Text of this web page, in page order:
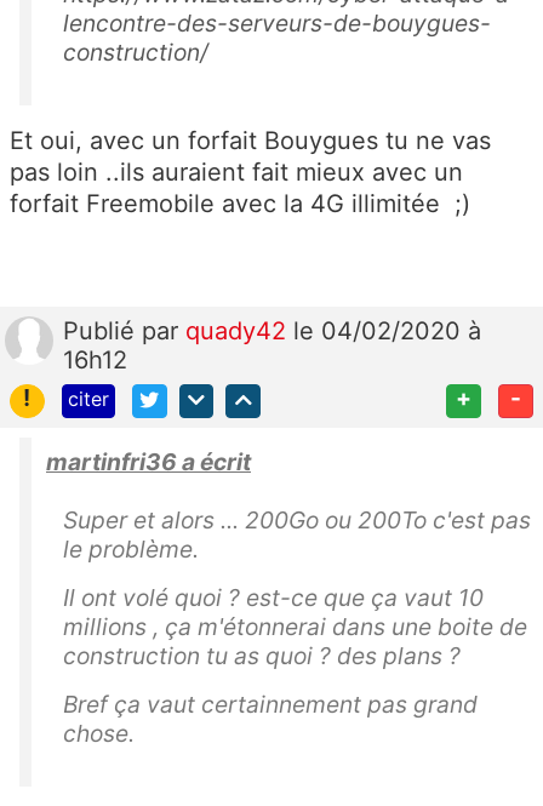
lencontre-des-serveurs-de-bouygues-
construction/
Et oui, avec un forfait Bouygues tu ne vas
pas loin ..ils auraient fait mieux avec un
forfait Freemobile avec la 4G illimitée ;)
Publié par quady42 le 04/02/2020 à
16h12
!
citer + -
martinfri36 a écrit
Super et alors ... 200Go ou 200To c'est pas
le problème.
Il ont volé quoi ? est-ce que ça vaut 10
millions , ça m'étonnerai dans une boite de
construction tu as quoi ? des plans ?
Bref ça vaut certainnement pas grand
chose.